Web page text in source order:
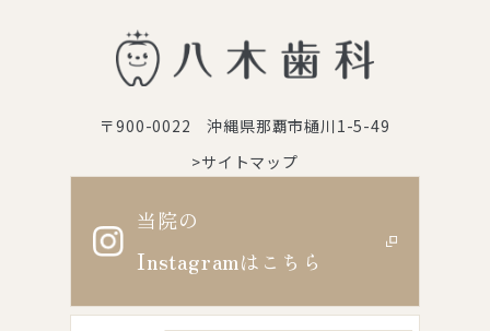
〒900-0022 沖縄県那覇市樋川1-5-49
>サイトマップ
当院の
Instagramはこちら